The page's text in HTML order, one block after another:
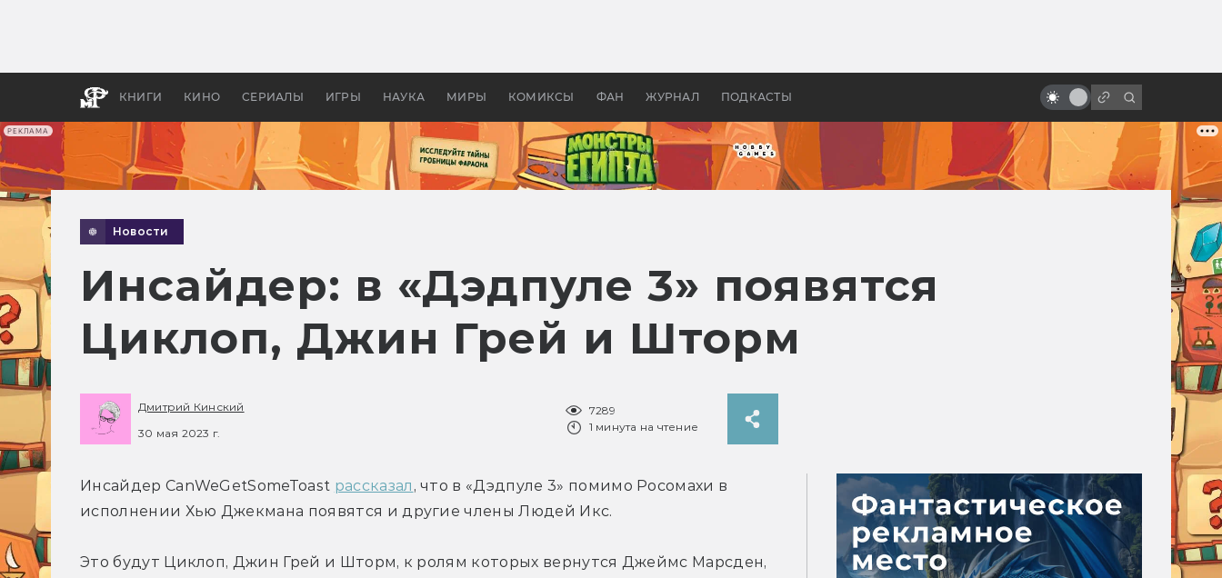
РЕКЛАМА
КНИГИ КИНО СЕРИАЛЫ ИГРЫ НАУКА МИРЫ КОМИКСЫ ФАН ЖУРНАЛ ПОДКАСТЫ
апокалипсис, в России —
бы «Властелина колец»
проклятые, народные и забытые
Новости
Инсайдер: в «Дэдпуле 3» появятся
Циклоп, Джин Грей и Шторм
Дмитрий Кинский
30 мая 2023 г.
7289
1 минута на чтение
Инсайдер CanWeGetSomeToast рассказал , что в «Дэдпуле 3» помимо Росомахи в
исполнении Хью Джекмана появятся и другие члены Людей Икс.
Это будут Циклоп, Джин Грей и Шторм, к ролям которых вернутся Джеймс Марсден,